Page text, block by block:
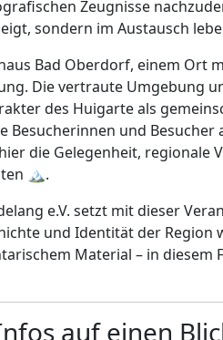
Zeugnisse
sondern im Austausch
Bad Oberdorf, einem Ort
Die vertraute Umgebung
des Huigarte als
Besucherinnen und Besucher
die Gelegenheit, regionale
🏔️.
e.V. setzt mit dieser
und Identität der Region
Material – in diesem
auf einen